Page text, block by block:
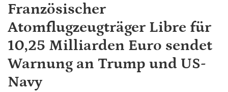
Französischer
Atomflugzeugträger Libre für
10,25 Milliarden Euro sendet
Warnung an Trump und US-
Navy